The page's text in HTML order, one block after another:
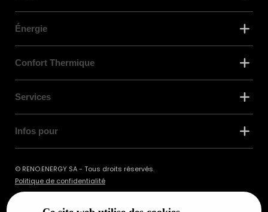
Énergie
Confort Thermique
Services
Infos pour
© RENO.ENERGY SA - Tous droits réservés.
Politique de confidentialité